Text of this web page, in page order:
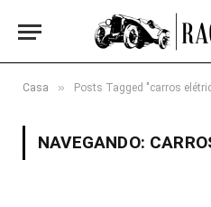
Casa » Posts Tagged "carros
NAVEGANDO: